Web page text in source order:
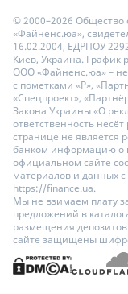
© 2000–2026 Общество
«Файненс.юа»,
16.02.2004, ЕДРПОУ
Киев, Украина. График
ООО «Файненс.юа» –
с пометками «Р»,
«Спецпроект»,
Закона Украины «О
ответственность
странице не является
банком информацию о
официальном сайте
материалов и данных с
https://finance.ua.
Мы не взимаем плату
предложений в
размещения
сайте защищены